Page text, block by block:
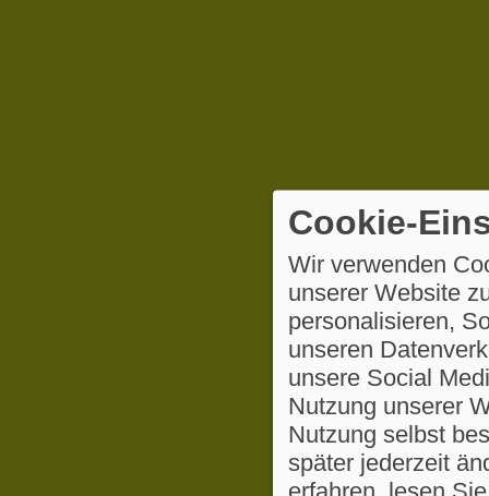
Cookie-
Wir verwenden
unserer Website
personalisieren,
unseren
unsere Social
Nutzung unserer
Nutzung selbst
später jederzeit